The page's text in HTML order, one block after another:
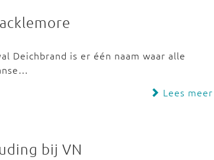
Deichbrand is er één naam waar alle
Lees meer
bij VN